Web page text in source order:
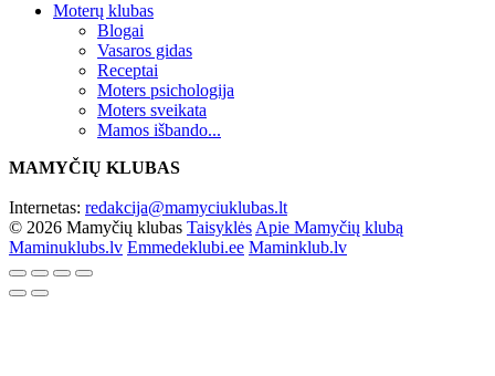
Moterų klubas
Blogai
Vasaros gidas
Receptai
Moters psichologija
Moters sveikata
Mamos išbando...
MAMYČIŲ KLUBAS
Internetas: redakcija@mamyciuklubas.lt
© 2026 Mamyčių klubas Taisyklės Apie Mamyčių klubą
Maminuklubs.lv Emmedeklubi.ee Maminklub.lv